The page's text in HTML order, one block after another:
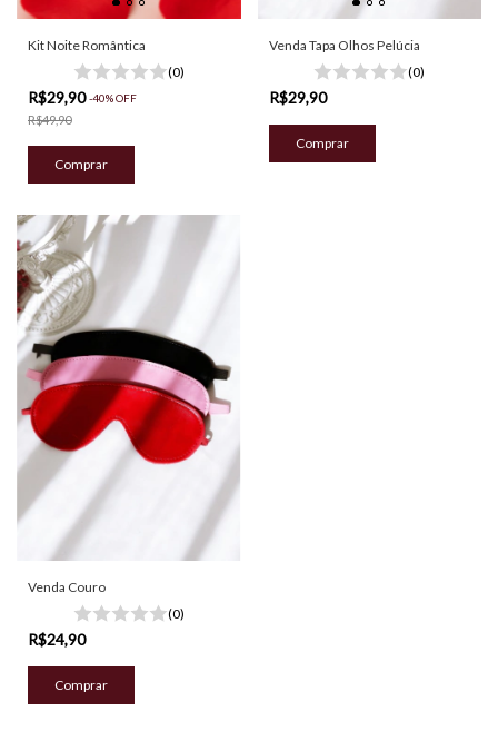
Kit Noite Romântica
(0)
R$29,90-40%OFF
R$49,90
Venda Tapa Olhos Pelúcia
(0)
R$29,90
Comprar
Venda Couro
(0)
R$24,90
Comprar